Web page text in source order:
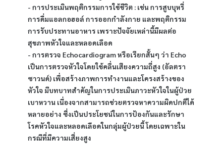
- การประเมินพฤติกรรมการใช้ชีวิต : เช่น การสูบบุหรี่
การดื่มแอลกอฮอล์ การออกกำลังกาย และพฤติกรรม
การรับประทานอาหาร เพราะปัจจัยเหล่านี้มีผลต่อ
สุขภาพหัวใจและหลอดเลือด
- การตรวจ Echocardiogram หรือเรียกสั้นๆ ว่า Echo
เป็นการตรวจหัวใจโดยใช้คลื่นเสียงความถี่สูง (อัลตรา
ซาวนด์) เพื่อสร้างภาพการทำงานและโครงสร้างของ
หัวใจ มีบทบาทสำคัญในการประเมินภาวะหัวใจในผู้ป่วย
เบาหวาน เนื่องจากสามารถช่วยตรวจหาความผิดปกติได้
หลายอย่าง ซึ่งเป็นประโยชน์ในการป้องกันและรักษา
โรคหัวใจและหลอดเลือดในกลุ่มผู้ป่วยนี้ โดยเฉพาะใน
กรณีที่มีความเสี่ยงสูง